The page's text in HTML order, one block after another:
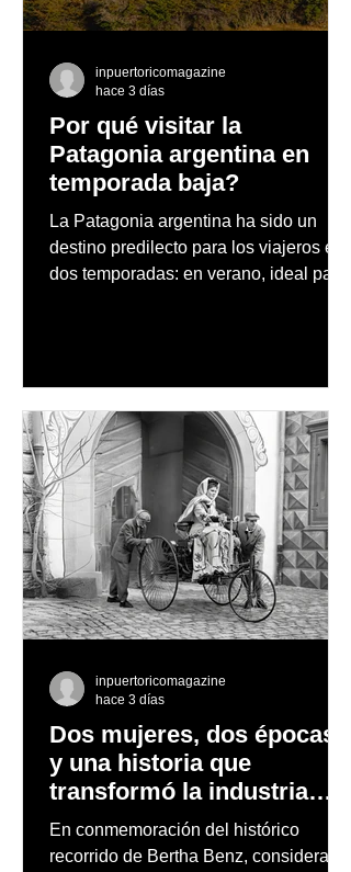
Por qué visitar la
Patagonia argentina en
temporada baja?
La Patagonia argentina ha sido un
destino predilecto para los viajeros en
dos temporadas: en verano, ideal para
nevados en las montañas
inpuertoricomagazine
hace 3 días
Dos mujeres, dos épocas
y una historia que
transformó la industria
automotriz
En conmemoración del histórico
recorrido de Bertha Benz, considerado
inpuertoricomagazine
hace 3 días